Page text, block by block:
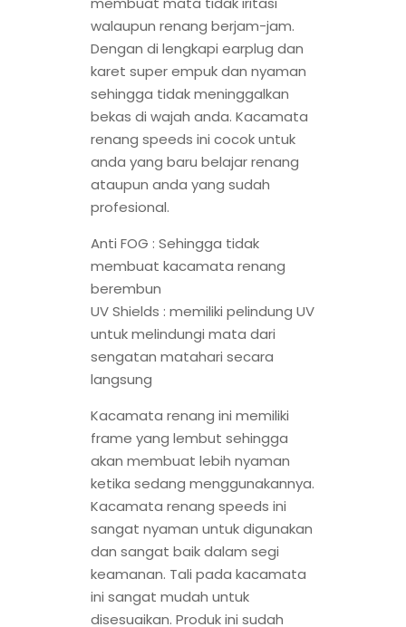
walaupun renang berjam-jam.
Dengan di lengkapi earplug dan
karet super empuk dan nyaman
sehingga tidak meninggalkan
bekas di wajah anda. Kacamata
renang speeds ini cocok untuk
anda yang baru belajar renang
ataupun anda yang sudah
profesional.
Anti FOG : Sehingga tidak
membuat kacamata renang
berembun
UV Shields : memiliki pelindung UV
untuk melindungi mata dari
sengatan matahari secara
langsung
Kacamata renang ini memiliki
frame yang lembut sehingga
akan membuat lebih nyaman
ketika sedang menggunakannya.
Kacamata renang speeds ini
sangat nyaman untuk digunakan
dan sangat baik dalam segi
keamanan. Tali pada kacamata
ini sangat mudah untuk
disesuaikan. Produk ini sudah